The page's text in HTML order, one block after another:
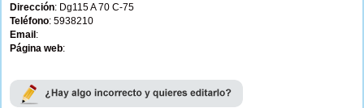
Dirección: Dg115 A 70 C-75
Teléfono: 5938210
Email :
Página web: